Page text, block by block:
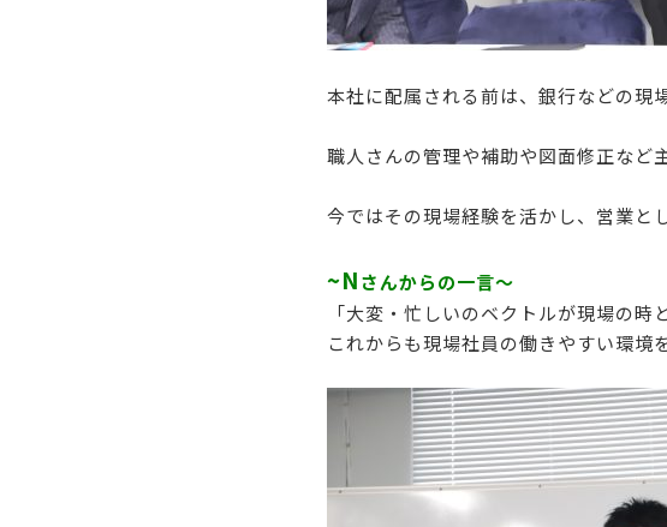
本社に配属される前は、銀行などの現
職人さんの管理や補助や図面修正など
今ではその現場経験を活かし、営業と
~Nさんからの一言～
「大変・忙しいのベクトルが現場の
これからも現場社員の働きやすい環境